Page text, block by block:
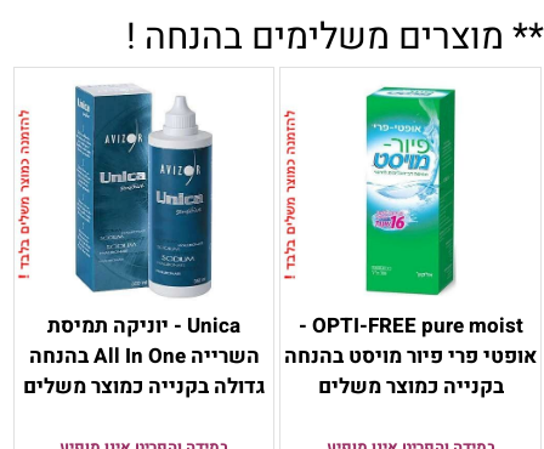
** מוצרים משלימים בהנחה !
OPTI-FREE pure moist -
אופטי פרי פיור מויסט בהנחה
בקנייה כמוצר משלים
Unica - יוניקה תמיסת
השרייה All In One בהנחה
גדולה בקנייה כמוצר משלים